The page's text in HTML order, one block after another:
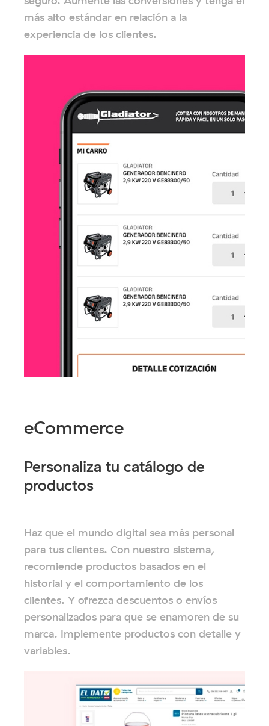
más alto estándar en relación a la
experiencia de los clientes.
eCommerce
Personaliza tu catálogo de
productos
Haz que el mundo digital sea más personal
para tus clientes. Con nuestro sistema,
recomiende productos basados en el
historial y el comportamiento de los
clientes. Y ofrezca descuentos o envíos
personalizados para que se enamoren de su
marca. Implemente productos con detalle y
variables.